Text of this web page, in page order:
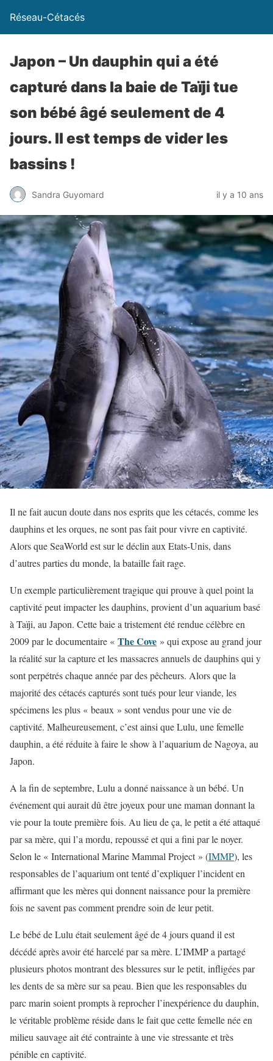
Réseau-Cétacés
Japon – Un dauphin qui a été
capturé dans la baie de Taïji tue
son bébé âgé seulement de 4
jours. Il est temps de vider les
bassins !
Sandra Guyomard il y a 10 ans
Il ne fait aucun doute dans nos esprits que les cétacés, comme les
dauphins et les orques, ne sont pas fait pour vivre en captivité.
Alors que SeaWorld est sur le déclin aux Etats-Unis, dans
d’autres parties du monde, la bataille fait rage.
Un exemple particulièrement tragique qui prouve à quel point la
captivité peut impacter les dauphins, provient d’un aquarium basé
à Taïji, au Japon. Cette baie a tristement été rendue célèbre en
2009 par le documentaire « The Cove » qui expose au grand jour
la réalité sur la capture et les massacres annuels de dauphins qui y
sont perpétrés chaque année par des pêcheurs. Alors que la
majorité des cétacés capturés sont tués pour leur viande, les
spécimens les plus « beaux » sont vendus pour une vie de
captivité. Malheureusement, c’est ainsi que Lulu, une femelle
dauphin, a été réduite à faire le show à l’aquarium de Nagoya, au
Japon.
A la fin de septembre, Lulu a donné naissance à un bébé. Un
événement qui aurait dû être joyeux pour une maman donnant la
vie pour la toute première fois. Au lieu de ça, le petit a été attaqué
par sa mère, qui l’a mordu, repoussé et qui a fini par le noyer.
Selon le « International Marine Mammal Project » (IMMP), les
responsables de l’aquarium ont tenté d’expliquer l’incident en
affirmant que les mères qui donnent naissance pour la première
fois ne savent pas comment prendre soin de leur petit.
Le bébé de Lulu était seulement âgé de 4 jours quand il est
décédé après avoir été harcelé par sa mère. L’IMMP a partagé
plusieurs photos montrant des blessures sur le petit, infligées par
les dents de sa mère sur sa peau. Bien que les responsables du
parc marin soient prompts à reprocher l’inexpérience du dauphin,
le véritable problème réside dans le fait que cette femelle née en
milieu sauvage ait été contrainte à une vie stressante et très
pénible en captivité.